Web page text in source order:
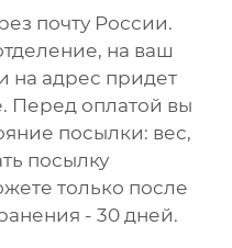
почту России.
на ваш
на адрес придет
Перед оплатой вы
посылки: вес,
посылку
только после
- 30 дней.